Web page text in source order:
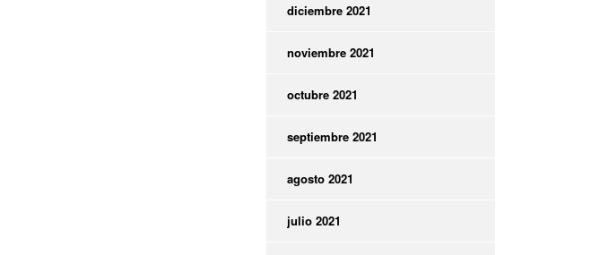
diciembre 2021
noviembre 2021
octubre 2021
septiembre 2021
agosto 2021
julio 2021